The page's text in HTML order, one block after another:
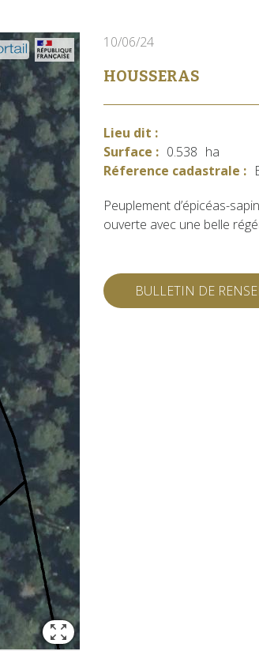
10/06/24
HOUSSERAS
Lieu dit :
Surface : 0.538 ha
Réference cadastrale :
Peuplement d’épicéas-
ouverte avec une belle
BULLETIN DE